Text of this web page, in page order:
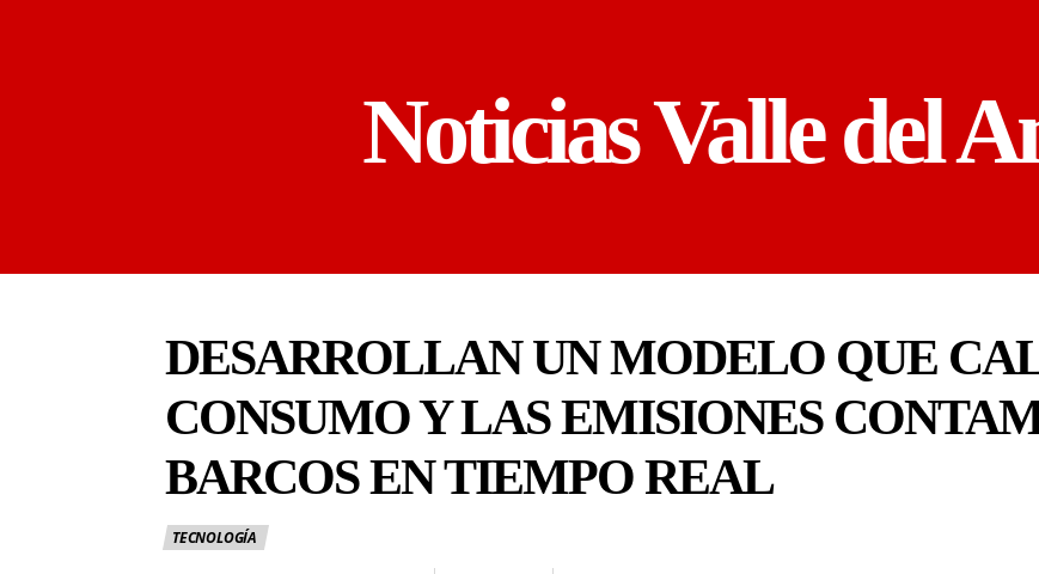
Noticias Valle del
DESARROLLAN UN MODELO QUE
CONSUMO Y LAS EMISIONES
BARCOS EN TIEMPO REAL
TECNOLOGÍA